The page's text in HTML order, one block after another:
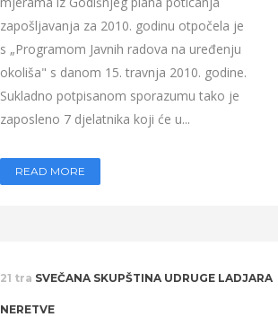
zapošljavanja za 2010. godinu otpočela je
s „Programom Javnih radova na uređenju
okoliša" s danom 15. travnja 2010. godine.
Sukladno potpisanom sporazumu tako je
zaposleno 7 djelatnika koji će u...
READ MORE
21 tra SVEČANA SKUPŠTINA UDRUGE LADJARA
NERETVE